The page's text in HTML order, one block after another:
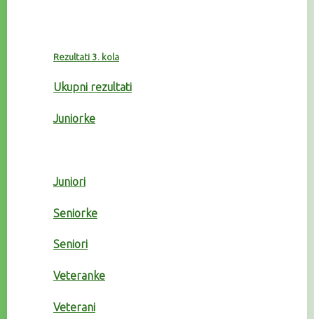
Rezultati 3. kola
Ukupni rezultati
Juniorke
Juniori
Seniorke
Seniori
Veteranke
Veterani